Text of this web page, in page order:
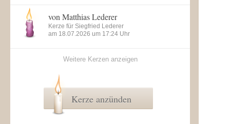
von Matthias Lederer
Kerze für Siegfried Lederer
am 18.07.2026 um 17:24 Uhr
Weitere Kerzen anzeigen
Kerze anzünden